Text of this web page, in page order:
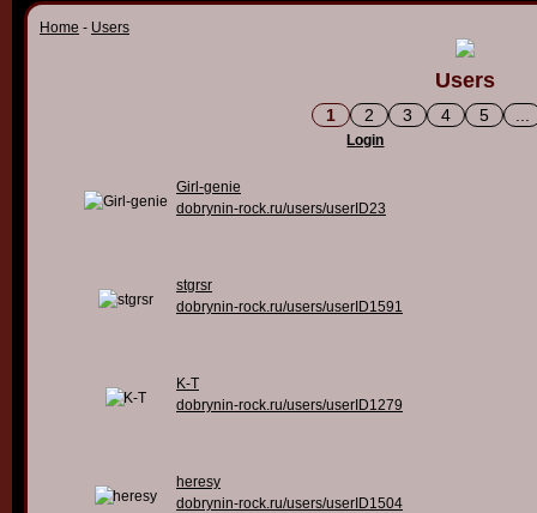
Home - Users
Users
1 2 3 4 5
Login
Girl-genie
dobrynin-rock.ru/users/userID23
stgrsr
dobrynin-rock.ru/users/userID1591
K-T
dobrynin-rock.ru/users/userID1279
heresy
dobrynin-rock.ru/users/userID1504